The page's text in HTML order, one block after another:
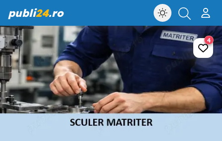
publi24.ro
4